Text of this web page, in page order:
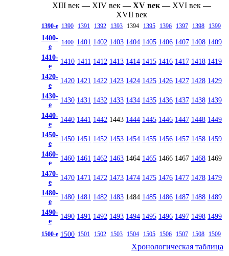
XIII век — XIV век — XV век — XVI век —
XVII век
1390-е 1390 1391 1392 1393 1394 1395 1396 1397 1398 1399
1400-
е
1400 1401 1402 1403 1404 1405 1406 1407 1408 1409
1410-
е
1410 1411 1412 1413 1414 1415 1416 1417 1418 1419
1420-
е
1420 1421 1422 1423 1424 1425 1426 1427 1428 1429
1430-
е
1430 1431 1432 1433 1434 1435 1436 1437 1438 1439
1440-
е
1440 1441 1442 1443 1444 1445 1446 1447 1448 1449
1450-
е
1450 1451 1452 1453 1454 1455 1456 1457 1458 1459
1460-
е
1460 1461 1462 1463 1464 1465 1466 1467 1468 1469
1470-
е
1470 1471 1472 1473 1474 1475 1476 1477 1478 1479
1480-
е
1480 1481 1482 1483 1484 1485 1486 1487 1488 1489
1490-
е
1490 1491 1492 1493 1494 1495 1496 1497 1498 1499
1500-е 1500 1501 1502 1503 1504 1505 1506 1507 1508 1509
Хронологическая таблица